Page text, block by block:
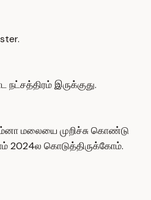
நட்சத்திரம் இருக்குது.
மலையை முறிச்சு கொண்டு
2024ல கொடுத்திருக்கோம்.